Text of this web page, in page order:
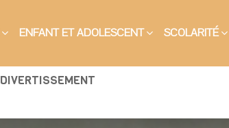
ENFANT ET ADOLESCENT SCOLARITÉ
DIVERTISSEMENT